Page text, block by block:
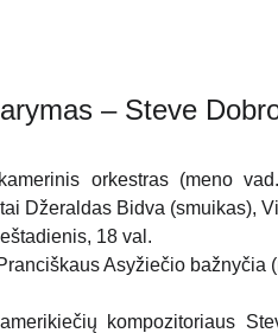
– Steve
orkestras (meno
Džeraldas Bidva (smuikas),
18 val.
Asyžiečio bažnyčia
kompozitoriaus